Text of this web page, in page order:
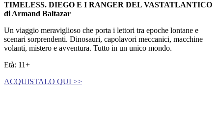
TIMELESS. DIEGO E I RANGER DEL VASTATLANTICO
di Armand Baltazar
Un viaggio meraviglioso che porta i lettori tra epoche lontane e
scenari sorprendenti. Dinosauri, capolavori meccanici, macchine
volanti, mistero e avventura. Tutto in un unico mondo.
Età: 11+
ACQUISTALO QUI >>